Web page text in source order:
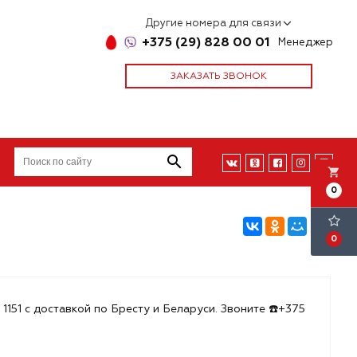
Другие номера для связи
+375 (29) 828 00 01 Менеджер
ЗАКАЗАТЬ ЗВОНОК
local_grocery_store
0
0
с доставкой по Бресту и Беларуси. Звоните ☎️+375